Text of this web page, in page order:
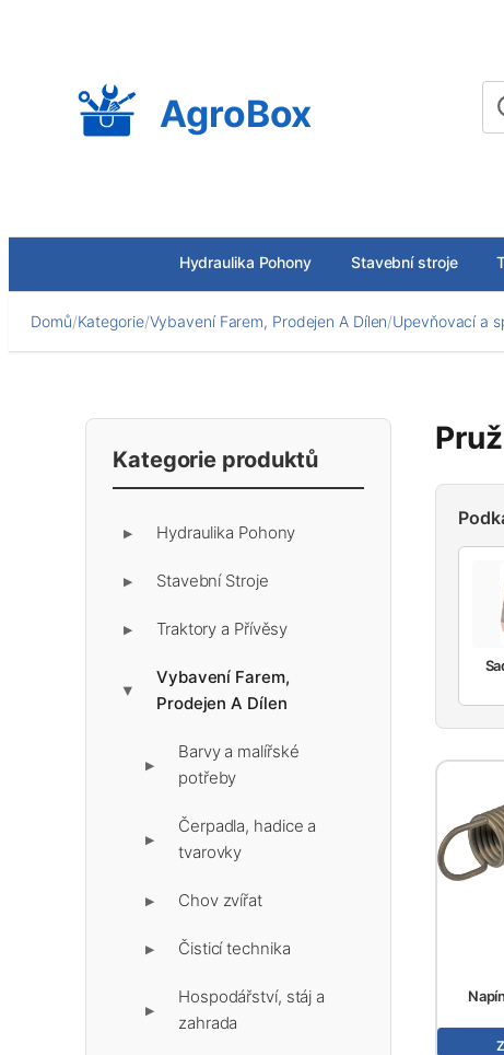
AgroBox
Hydraulika Pohony Stavební stroje
Domů/Kategorie/Vybavení Farem, Prodejen A Dílen/Upevňovací a
Kategorie produktů
▶ Hydraulika Pohony
▶ Stavební Stroje
▶ Traktory a Přívěsy
▶
Vybavení Farem,
Prodejen A Dílen
▶
Barvy a malířské
potřeby
▶
Čerpadla, hadice a
tvarovky
▶ Chov zvířat
▶ Čisticí technika
▶
Hospodářství, stáj a
zahrada